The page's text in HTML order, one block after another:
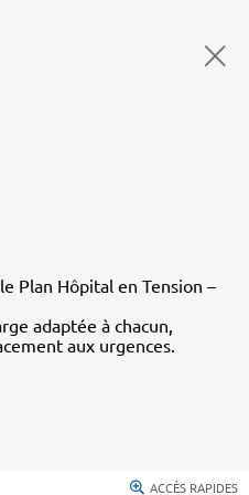
Plan Hôpital en Tension –
adaptée à chacun,
aux urgences.
ACCÈS RAPIDES